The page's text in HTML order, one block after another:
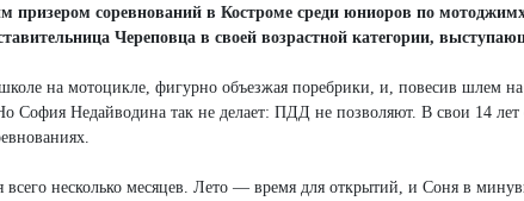
призером соревнований в Костроме среди юниоров по мото
Череповца в своей возрастной категории,
на мотоцикле, фигурно объезжая поребрики, и, повесив шлем на
София Недайводина так не делает: ПДД не позволяют. В свои 14 лет
несколько месяцев. Лето — время для открытий, и Соня в